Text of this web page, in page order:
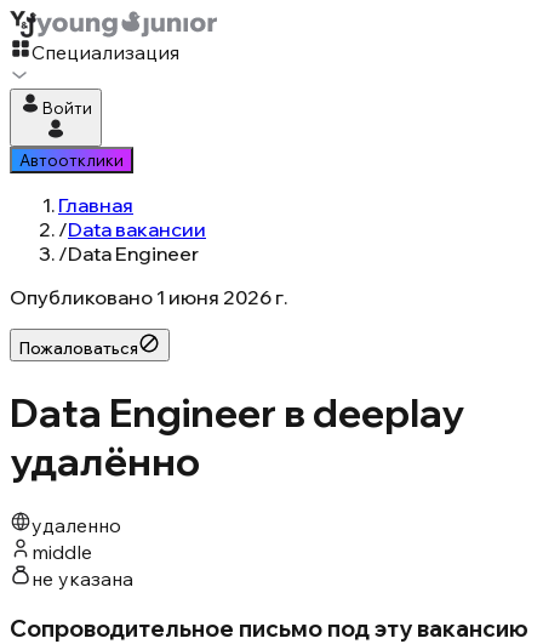
Специализация
Войти
Автоотклики
Главная
/Data вакансии
/Data Engineer
Опубликовано 1 июня 2026 г.
Пожаловаться
Data Engineer в deeplay
удалённо
удаленно
middle
не указана
Сопроводительное письмо под эту вакансию